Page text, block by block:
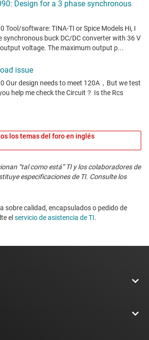
los temas del foro en inglés
“tal como está” TI y los colaboradores de
especificaciones de TI. Consulte los
sobre calidad, encapsulados o pedido de
el servicio de asistencia de TI. ​​​​​​​​​​​​​​